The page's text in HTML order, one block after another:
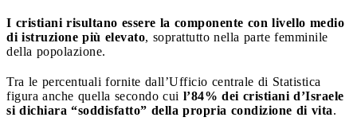
I cristiani risultano essere la componente con livello medio
di istruzione più elevato, soprattutto nella parte femminile
della popolazione.
Tra le percentuali fornite dall’Ufficio centrale di Statistica
figura anche quella secondo cui l’84% dei cristiani d’Israele
si dichiara “soddisfatto” della propria condizione di vita.